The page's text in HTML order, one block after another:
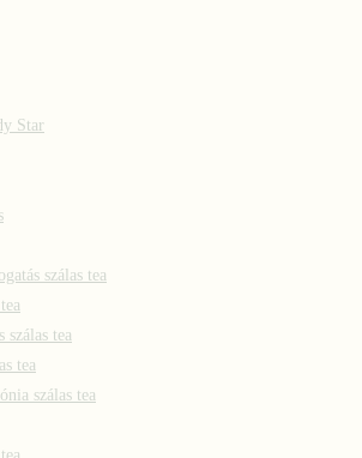
Star
szálas tea
tea
tea
szálas tea